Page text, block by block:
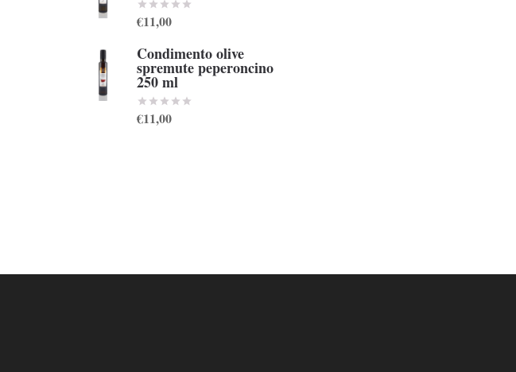
€11,00
Condimento olive
spremute peperoncino
250 ml
€11,00